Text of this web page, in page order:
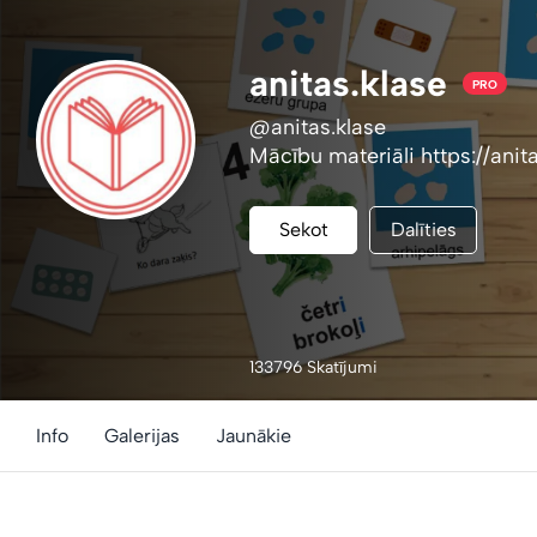
anitas.klase PRO
@anitas.klase
Mācību materiāli https://
Sekot Dalīties
133796 Skatījumi
Info Galerijas Jaunākie